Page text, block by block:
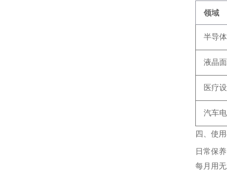
领域
半导
液晶
医疗
汽车
四、使
日常保养
每月用